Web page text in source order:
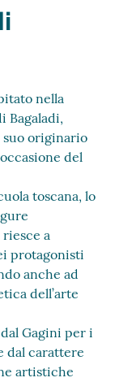
nella
Bagaladi,
suo originario
del
toscana, lo
riesce a
protagonisti
anche ad
dell’arte
Gagini per i
dal carattere
artistiche